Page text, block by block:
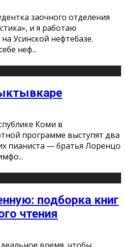
заочного отделения
и я работаю
Усинской нефтебазе.
неф...
Коми в
программе выступят два
пианиста — братья Лоренцо
...
подборка книг
чтения
время, чтобы